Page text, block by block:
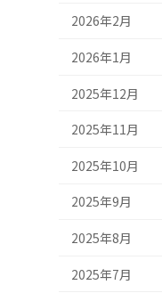
2026年2月
2026年1月
2025年12月
2025年11月
2025年10月
2025年9月
2025年8月
2025年7月